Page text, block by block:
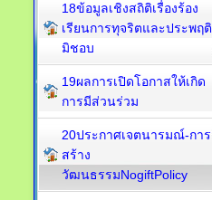
18ข้อมูลเชิงสถิติเรื่องร้อง
เรียนการทุจริตและประพฤติ
มิชอบ
19ผลการเปิดโอกาสให้เกิด
การมีส่วนร่วม
20ประกาศเจตนารมณ์-การ
สร้าง
วัฒนธรรมNogiftPolicy